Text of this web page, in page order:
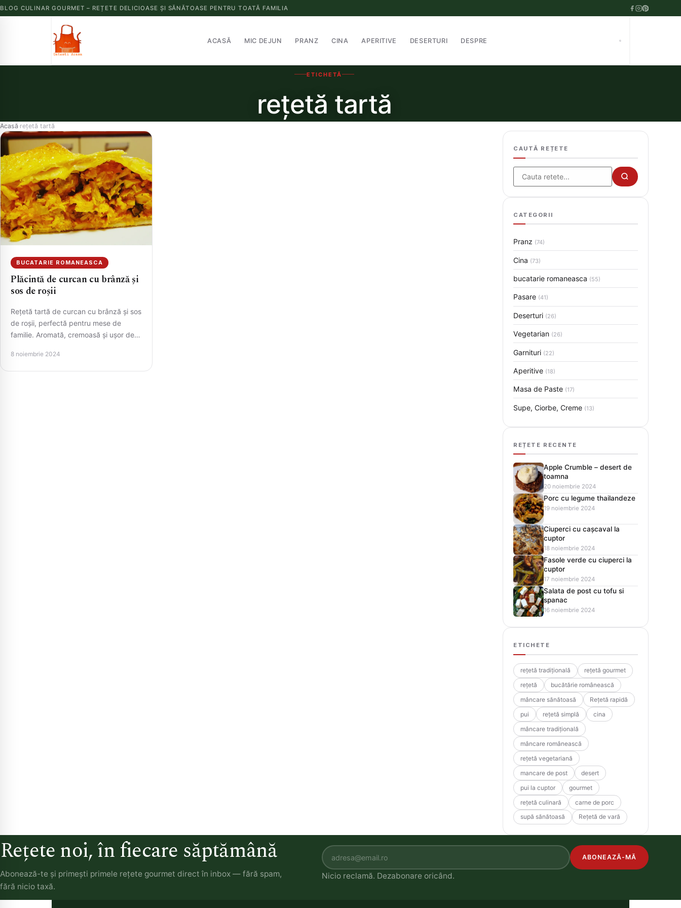
BLOG CULINAR GOURMET – REȚETE DELICIOASE ȘI SĂNĂTOASE PENTRU TOATĂ FAMILIA
ACASĂ MIC DEJUN PRANZ CINA APERITIVE DESERTURI DESPRE
ETICHETĂ
rețetă tartă
Acasă›rețetă tartă
BUCATARIE ROMANEASCA
Plăcintă de curcan cu brânză și
sos de roșii
Rețetă tartă de curcan cu brânză și sos
de roșii, perfectă pentru mese de
familie. Aromată, cremoasă și ușor de
8 noiembrie 2024
CAUTĂ REȚETE
Cauta
CATEGORII
Pranz (74)
Cina (73)
bucatarie romaneasca (55)
Pasare (41)
Deserturi (26)
Vegetarian (26)
Garnituri (22)
Aperitive (18)
Masa de Paste (17)
Supe, Ciorbe, Creme (13)
REȚETE RECENTE
Apple Crumble – desert de
toamna
20 noiembrie 2024
Porc cu legume thailandeze
19 noiembrie 2024
Ciuperci cu cașcaval la
cuptor
18 noiembrie 2024
Fasole verde cu ciuperci la
cuptor
17 noiembrie 2024
Salata de post cu tofu si
spanac
16 noiembrie 2024
ETICHETE
rețetă tradițională
rețetă gourmet
rețetă
bucătărie românească
mâncare sănătoasă
Rețetă rapidă
pui
rețetă simplă
cina
mâncare tradițională
mâncare românească
rețetă vegetariană
mancare de post
desert
pui la cuptor
gourmet
rețetă culinară
carne de porc
supă sănătoasă
Rețetă de vară
Rețete noi, în fiecare săptămână
Abonează-te și primești primele rețete gourmet direct în inbox — fără spam,
fără nicio taxă.
ABONEAZĂ-MĂ
Nicio reclamă. Dezabonare oricând.